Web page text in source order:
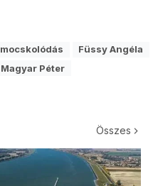
mocskolódás
Füssy Angéla
Magyar Péter
Összes